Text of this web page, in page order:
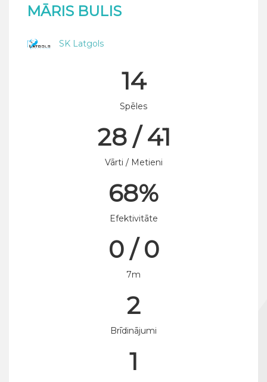
MĀRIS BULIS
SK Latgols
14
Spēles
28 / 41
Vārti / Metieni
68%
Efektivitāte
0 / 0
7m
2
Brīdinājumi
1